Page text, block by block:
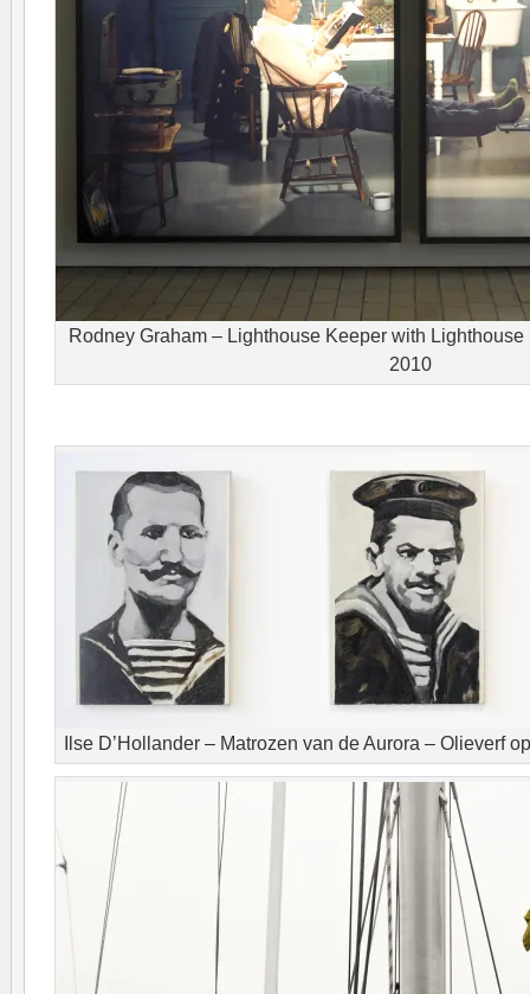
Rodney Graham – Lighthouse Keeper with
2010
Ilse D’Hollander – Matrozen van de Aurora – Olieverf